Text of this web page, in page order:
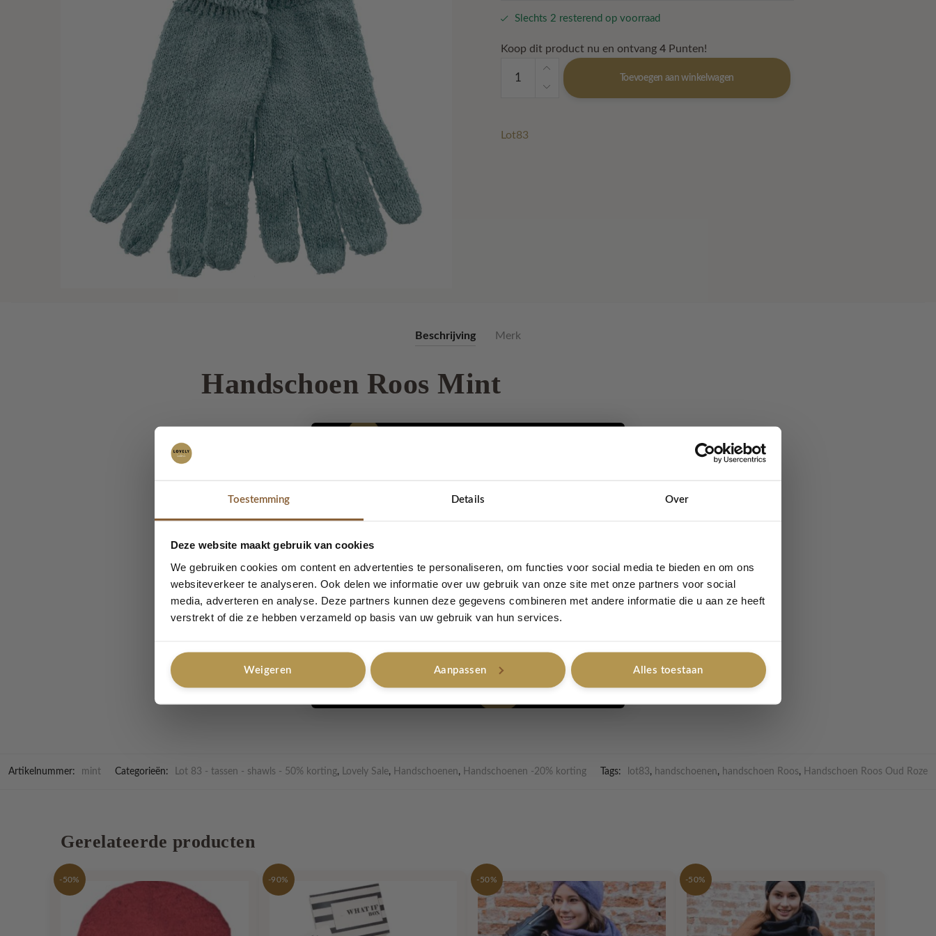
Toestemming Details Over
Deze website maakt gebruik van cookies
We gebruiken cookies om content en advertenties te personaliseren, om functies voor social media te bieden en om ons
websiteverkeer te analyseren. Ook delen we informatie over uw gebruik van onze site met onze partners voor social
media, adverteren en analyse. Deze partners kunnen deze gegevens combineren met andere informatie die u aan ze heeft
verstrekt of die ze hebben verzameld op basis van uw gebruik van hun services.
Weigeren Aanpassen Alles toestaan
€ 17,50.€ 8,70.
Slechts 2 resterend op voorraad
Koop dit product nu en ontvang 4Punten!
Handschoen
Roos
Toevoegen aan winkelwagen
Lot83
Beschrijving Merk
Handschoen Roos Mint
een passende is bij een sjaal van LOT83. Heerlijk zacht zijn de handschoenen. Ook zit op de handschoenen
Door de 38% katoen die er in zit dragen de handschoenen heerlijk zacht.
De handschoen Roos is in meerdere verschillende kleuren verkrijgbaar
Maat:one size
Wasvoorschrift:Handwas
Artikelnummer: mint Categorieën: Lot 83 - tassen - shawls - 50% korting, Lovely Sale, Handschoenen, Handschoenen -20% korting Tags: lot83, handschoenen, handschoen Roos, Handschoen Roos Oud Roze
Gerelateerde producten
-50% -90% -50% -50%
Ja, graag!
Nee, bedankt